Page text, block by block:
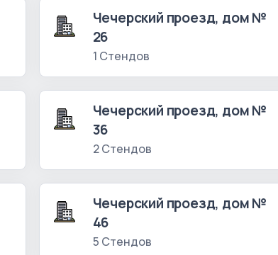
Чечерский проезд, дом №
26
1 Стендов
Чечерский проезд, дом №
36
2 Стендов
Чечерский проезд, дом №
46
5 Стендов